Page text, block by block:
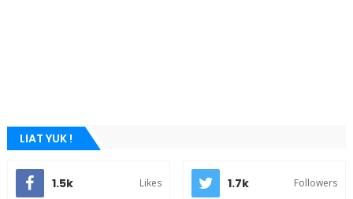
LIAT YUK !
1.5k Likes 1.7k Followers